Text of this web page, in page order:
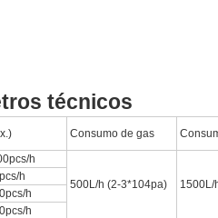
técnicos
Consumo de gas
h
500L/h (2-3*104pa)
1500L/
h
h
h